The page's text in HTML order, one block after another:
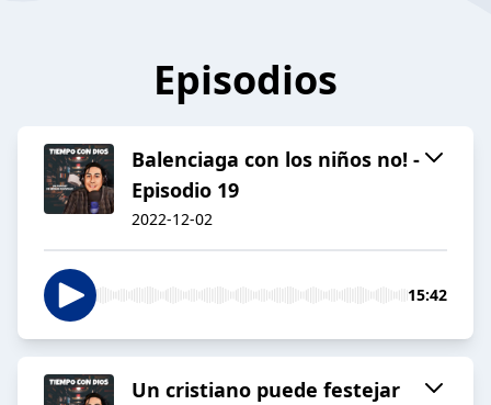
Episodios
Balenciaga con los niños no! -
Episodio 19
2022-12-02
15:42
Un cristiano puede festejar